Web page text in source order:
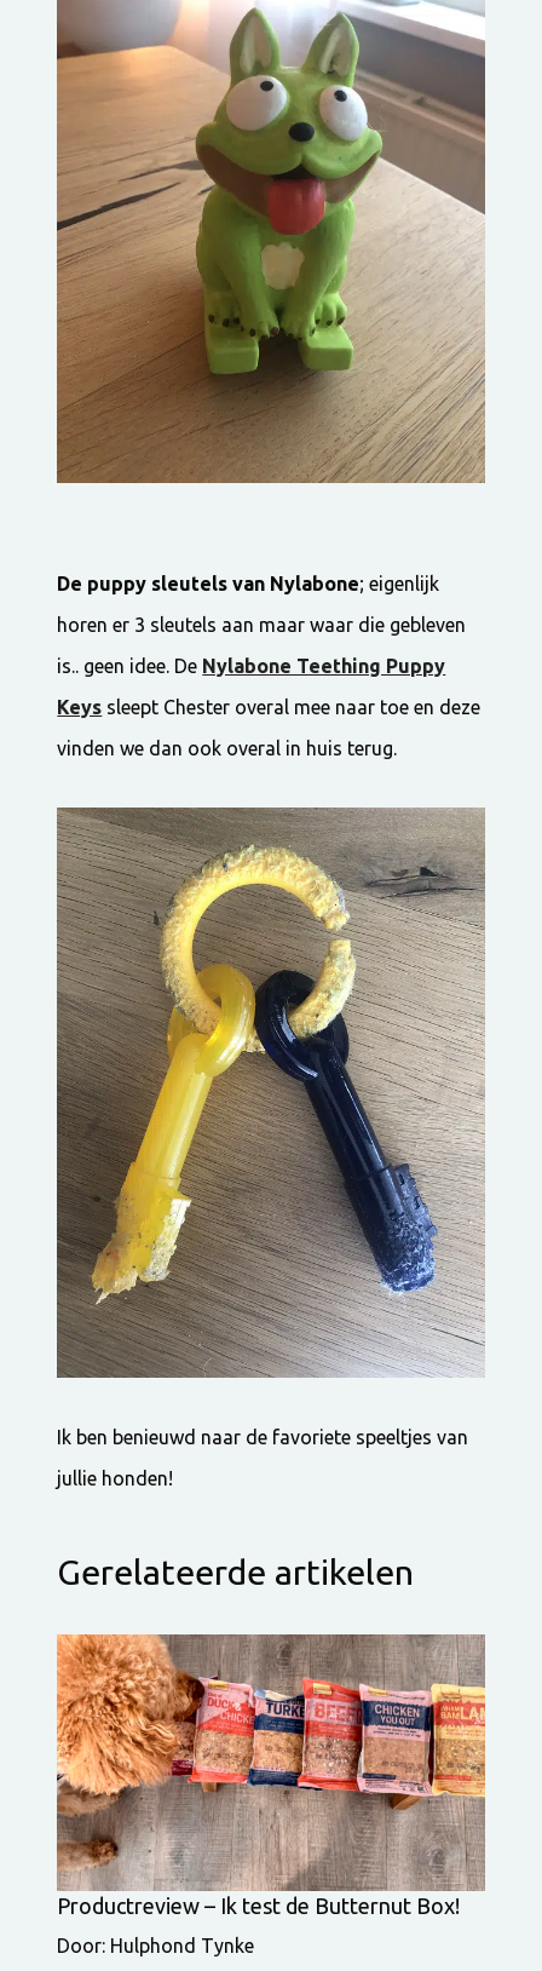
De puppy sleutels van Nylabone; eigenlijk
horen er 3 sleutels aan maar waar die gebleven
is.. geen idee. De Nylabone Teething Puppy
Keys sleept Chester overal mee naar toe en deze
vinden we dan ook overal in huis terug.
Ik ben benieuwd naar de favoriete speeltjes van
jullie honden!
Gerelateerde artikelen
Productreview – Ik test de Butternut Box!
Door: Hulphond Tynke